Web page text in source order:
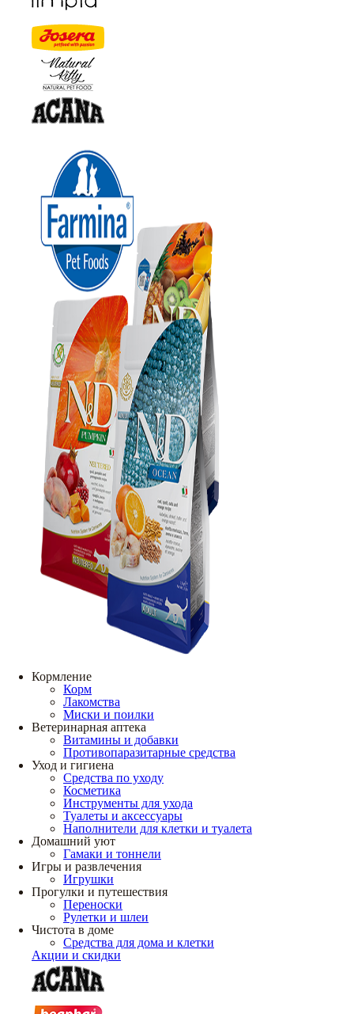
Кормление
Корм
Лакомства
Миски и поилки
Ветеринарная аптека
Витамины и добавки
Противопаразитарные средства
Уход и гигиена
Средства по уходу
Косметика
Инструменты для ухода
Туалеты и аксессуары
Наполнители для клетки и туалета
Домашний уют
Гамаки и тоннели
Игры и развлечения
Игрушки
Прогулки и путешествия
Переноски
Рулетки и шлеи
Чистота в доме
Средства для дома и клетки
Акции и скидки